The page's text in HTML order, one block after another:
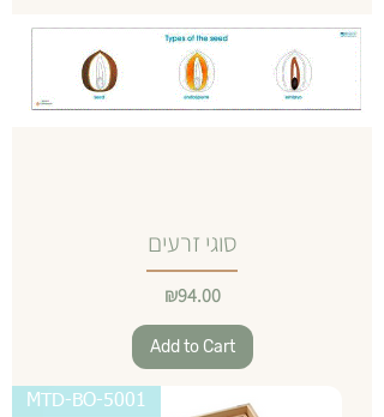
סוגי זרעים
Price
₪94.00
Add to Cart
MTD-BO-5001